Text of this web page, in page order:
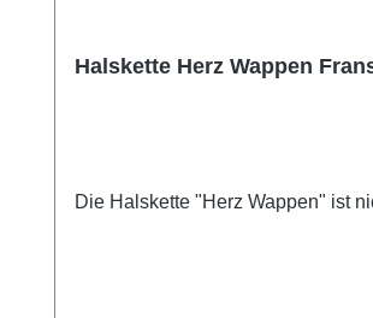
Halskette Herz Wappen
Die Halskette "Herz Wappen" ist